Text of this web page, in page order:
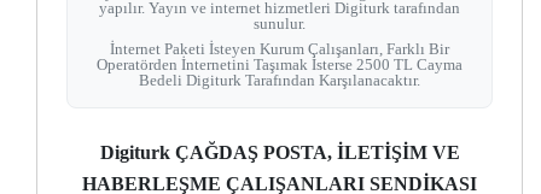
yapılır. Yayın ve internet hizmetleri Digiturk tarafından
sunulur.
İnternet Paketi İsteyen Kurum Çalışanları, Farklı Bir
Operatörden İnternetini Taşımak İsterse 2500 TL Cayma
Bedeli Digiturk Tarafından Karşılanacaktır.
Digiturk ÇAĞDAŞ POSTA, İLETİŞİM VE
HABERLEŞME ÇALIŞANLARI SENDİKASI